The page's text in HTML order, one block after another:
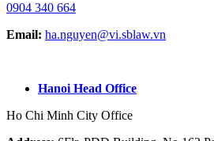
0904 340 664
Email: ha.nguyen@vi.sblaw.vn
Hanoi Head Office
Ho Chi Minh City Office